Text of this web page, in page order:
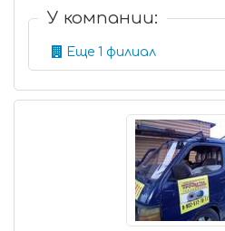
У компании:
Еще 1 филиал